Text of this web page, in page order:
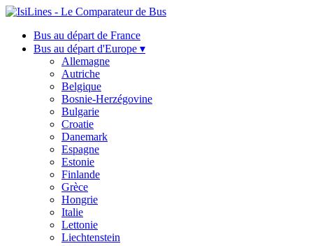
Bus au départ de France
Bus au départ d'Europe ▾
Allemagne
Autriche
Belgique
Bosnie-Herzégovine
Bulgarie
Croatie
Danemark
Espagne
Estonie
Finlande
Grèce
Hongrie
Italie
Lettonie
Liechtenstein